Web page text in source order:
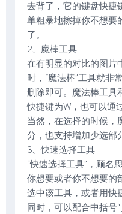
去背了，它的键盘快捷
单粗暴地擦掉你不想要
了。
2、魔棒工具
在有明显的对比的图片
时，“魔法棒”工具就非
删除即可。魔法棒工具
快捷键为W，也可以通
当然，在选择的时候，
分，也支持增加少选部
3、快速选择工具
“快速选择工具”，顾名
你想要或者你不想要的
选中该工具，或者用快
同时，可以配合中括号